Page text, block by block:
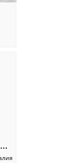
Calicanto whiteless Мозаика Bisazza Shading bends 20